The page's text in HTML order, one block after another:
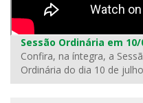
Sessão Ordinária em 10/
Confira, na íntegra, a
Ordinária do dia 10 de